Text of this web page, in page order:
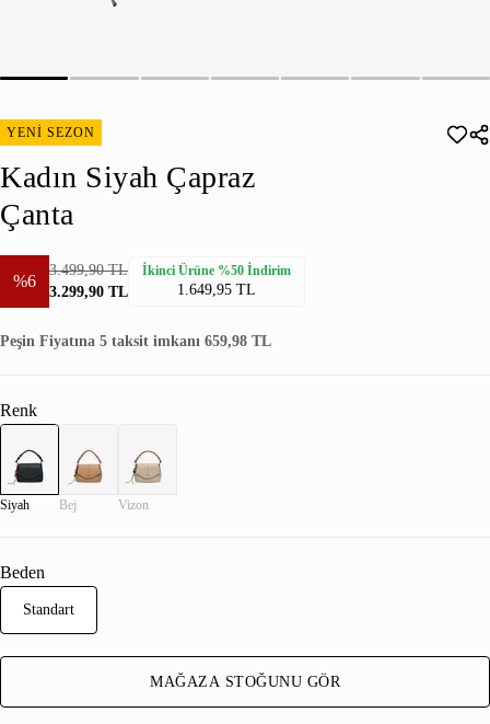
YENİ SEZON
Kadın Siyah Çapraz
Çanta
%6
3.499,90 TL
3.299,90 TL
İkinci Ürüne %50 İndirim
1.649,95 TL
Peşin Fiyatına 5 taksit imkanı 659,98 TL
Renk
Siyah Bej Vizon
Beden
Standart
MAĞAZA STOĞUNU GÖR